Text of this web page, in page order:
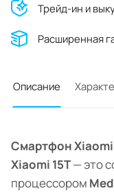
Трейд-ин и
Расширенная
Описание
Смартфон Xiaomi
Xiaomi 15T— это
процессором